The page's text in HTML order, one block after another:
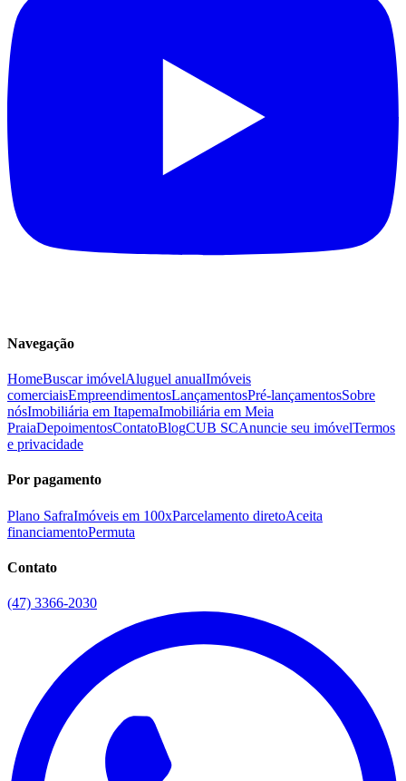
Navegação
HomeBuscar imóvelAluguel anualImóveis
comerciaisEmpreendimentosLançamentosPré-lançamentosSobre
nósImobiliária em ItapemaImobiliária em Meia
PraiaDepoimentosContatoBlogCUB SCAnuncie seu imóvelTermos
e privacidade
Por pagamento
Plano SafraImóveis em 100xParcelamento diretoAceita
financiamentoPermuta
Contato
(47) 3366-2030